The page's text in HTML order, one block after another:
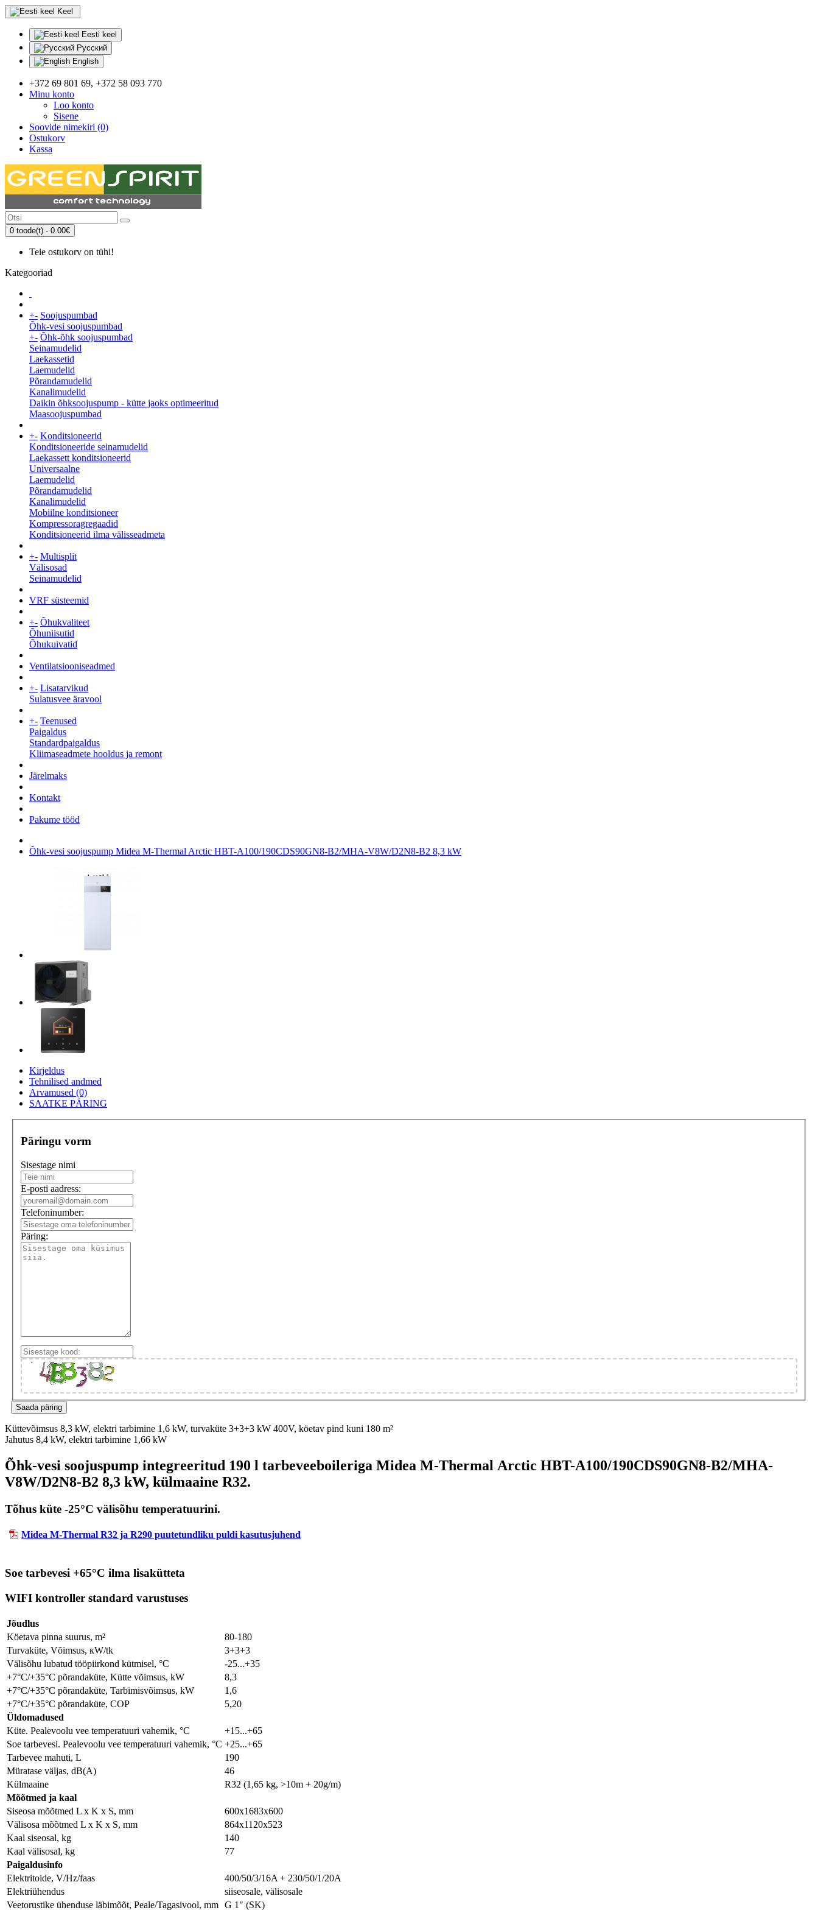
Keel
Eesti keel
Русский
English
+372 69 801 69, +372 58 093 770
Minu konto
Loo konto
Sisene
Soovide nimekiri (0)
Ostukorv
Kassa
0 toode(t) - 0.00€
Teie ostukorv on tühi!
Kategooriad
+- Soojuspumbad
Õhk-vesi soojuspumbad
+- Õhk-õhk soojuspumbad
Seinamudelid
Laekassetid
Laemudelid
Põrandamudelid
Kanalimudelid
Daikin õhksoojuspump - kütte jaoks optimeeritud
Maasoojuspumbad
+- Konditsioneerid
Konditsioneeride seinamudelid
Laekassett konditsioneerid
Universaalne
Laemudelid
Põrandamudelid
Kanalimudelid
Mobiilne konditsioneer
Kompressoragregaadid
Konditsioneerid ilma välisseadmeta
+- Multisplit
Välisosad
Seinamudelid
VRF süsteemid
+- Õhukvaliteet
Õhuniisutid
Õhukuivatid
Ventilatsiooniseadmed
+- Lisatarvikud
Sulatusvee äravool
+- Teenused
Paigaldus
Standardpaigaldus
Kliimaseadmete hooldus ja remont
Järelmaks
Kontakt
Pakume tööd
Õhk-vesi soojuspump Midea M-Thermal Arctic HBT-A100/190CDS90GN8-B2/MHA-V8W/D2N8-B2 8,3 kW
Kirjeldus
Tehnilised andmed
Arvamused (0)
SAATKE PÄRING
Päringu vorm
Sisestage nimi
E-posti aadress:
Telefoninumber:
Päring:
Küttevõimsus 8,3 kW, elektri tarbimine 1,6 kW, turvaküte 3+3+3 kW 400V, köetav pind kuni 180 m²
Jahutus 8,4 kW, elektri tarbimine 1,66 kW
Õhk-vesi soojuspump integreeritud 190 l tarbeveeboileriga Midea M-Thermal Arctic HBT-A100/190CDS90GN8-B2/MHA-
V8W/D2N8-B2 8,3 kW, külmaaine R32.
Tõhus küte -25°C välisõhu temperatuurini.
Midea M-Thermal R32 ja R290 puutetundliku puldi kasutusjuhend
Soe tarbevesi +65°C ilma lisakütteta
WIFI kontroller standard varustuses
Jõudlus
Köetava pinna suurus, m²
80-180
Turvaküte, Võimsus, кW/tk
3+3+3
Välisõhu lubatud tööpiirkond kütmisel, °C
-25...+35
+7°C/+35°C põrandaküte, Kütte võimsus, kW
8,3
+7°C/+35°C põrandaküte, Tarbimisvõimsus, kW
1,6
+7°C/+35°C põrandaküte, COP
5,20
Üldomadused
Küte. Pealevoolu vee temperatuuri vahemik, °C
+15...+65
Soe tarbevesi. Pealevoolu vee temperatuuri vahemik, °C +25...+65
Tarbevee mahuti, L
190
Müratase väljas, dB(A)
46
Külmaaine
R32 (1,65 kg, >10m + 20g/m)
Мõõtmed ja kaal
Siseosa mõõtmed L x K x S, mm
600х1683х600
Välisosa mõõtmed L x K x S, mm
864х1120х523
Kaal siseosal, kg
140
Kaal välisosal, kg
77
Paigaldusinfo
Elektritoide, V/Hz/faas
400/50/3/16A + 230/50/1/20A
Elektriühendus
siiseosale, välisosale
Veetorustike ühenduse läbimõõt, Peale/Tagasivool, mm G 1" (SK)